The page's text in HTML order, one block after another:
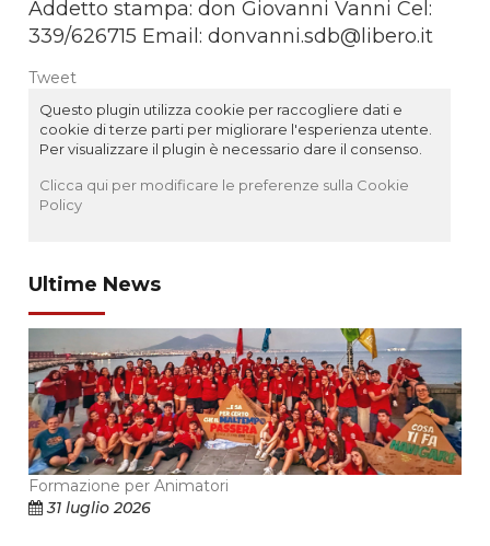
Addetto stampa: don Giovanni Vanni Cel:
339/626715 Email:donvanni.sdb@libero.it
Tweet
Questo plugin utilizza cookie per raccogliere dati e
cookie di terze parti per migliorare l'esperienza utente.
Per visualizzare il plugin è necessario dare il consenso.
Clicca qui per modificare le preferenze sulla Cookie
Policy
Ultime News
Formazione per Animatori
31 luglio 2026